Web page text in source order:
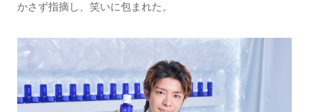
かさず指摘し、笑いに包まれた。